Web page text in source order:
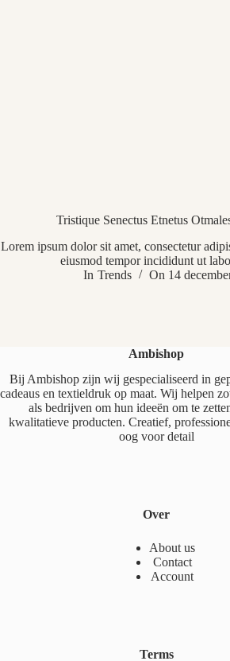
Tristique Senectus Etnetus
Lorem ipsum dolor sit amet, consectetur
eiusmod tempor incididunt ut
In Trends On 14
Ambishop
Bij Ambishop zijn wij gespecialiseerd in
cadeaus en textieldruk op maat. Wij helpen
als bedrijven om hun ideeën om te
kwalitatieve producten. Creatief,
oog voor detail
Over
About us
Contact
Account
Terms